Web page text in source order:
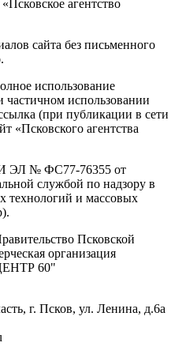
агентство
сайта без письменного
использование
частичном использовании
(при публикации в сети
«Псковского агентства
ЭЛ № ФС77-76355 от
службой по надзору в
технологий и массовых
Псковской
организация
60"
г. Псков, ул. Ленина, д.6а